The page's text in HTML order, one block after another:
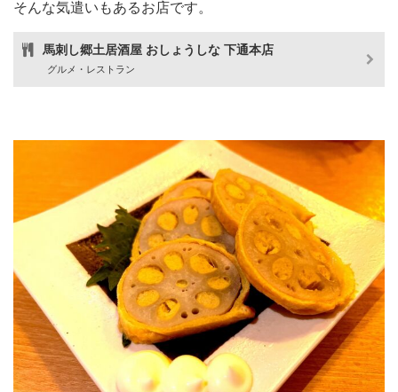
そんな気遣いもあるお店です。
馬刺し郷土居酒屋 おしょうしな 下通本店
グルメ・レストラン